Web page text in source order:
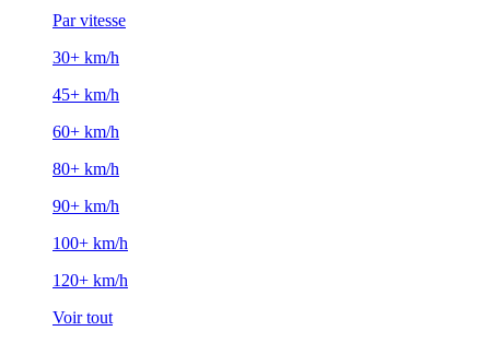
Par vitesse
30+ km/h
45+ km/h
60+ km/h
80+ km/h
90+ km/h
100+ km/h
120+ km/h
Voir tout